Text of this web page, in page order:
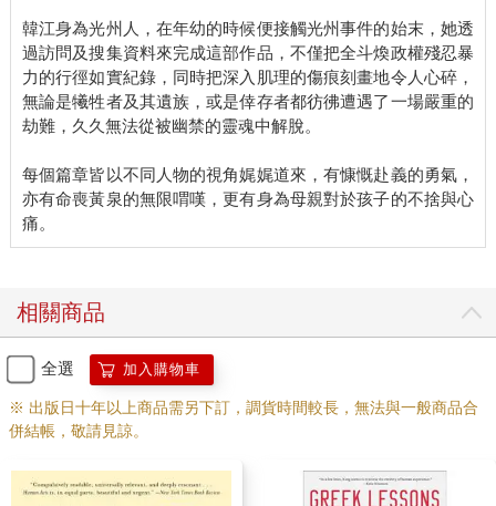
韓江身為光州人，在年幼的時候便接觸光州事件的始末，她透
過訪問及搜集資料來完成這部作品，不僅把全斗煥政權殘忍暴
力的行徑如實紀錄，同時把深入肌理的傷痕刻畫地令人心碎，
無論是犧牲者及其遺族，或是倖存者都彷彿遭遇了一場嚴重的
劫難，久久無法從被幽禁的靈魂中解脫。
每個篇章皆以不同人物的視角娓娓道來，有慷慨赴義的勇氣，
亦有命喪黃泉的無限喟嘆，更有身為母親對於孩子的不捨與心
相關商品
全選 加入購物車
※ 出版日十年以上商品需另下訂，調貨時間較長，無法與一般商品合
併結帳，敬請見諒。